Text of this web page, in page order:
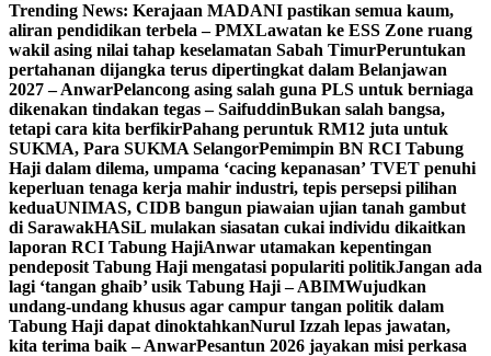
Trending News: Kerajaan MADANI pastikan semua kaum,
aliran pendidikan terbela – PMXLawatan ke ESS Zone ruang
wakil asing nilai tahap keselamatan Sabah TimurPeruntukan
pertahanan dijangka terus dipertingkat dalam Belanjawan
2027 – AnwarPelancong asing salah guna PLS untuk berniaga
dikenakan tindakan tegas – SaifuddinBukan salah bangsa,
tetapi cara kita berfikirPahang peruntuk RM12 juta untuk
SUKMA, Para SUKMA SelangorPemimpin BN RCI Tabung
Haji dalam dilema, umpama ‘cacing kepanasan’ TVET penuhi
keperluan tenaga kerja mahir industri, tepis persepsi pilihan
keduaUNIMAS, CIDB bangun piawaian ujian tanah gambut
di SarawakHASiL mulakan siasatan cukai individu dikaitkan
laporan RCI Tabung HajiAnwar utamakan kepentingan
pendeposit Tabung Haji mengatasi populariti politikJangan ada
lagi ‘tangan ghaib’ usik Tabung Haji – ABIMWujudkan
undang-undang khusus agar campur tangan politik dalam
Tabung Haji dapat dinoktahkanNurul Izzah lepas jawatan,
kita terima baik – AnwarPesantun 2026 jayakan misi perkasa